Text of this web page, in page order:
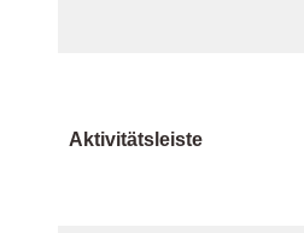
Aktivitätsleiste